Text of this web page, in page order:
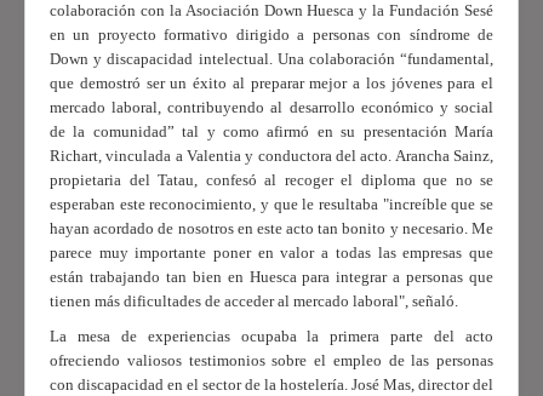
colaboración con la Asociación Down Huesca y la Fundación Sesé
en un proyecto formativo dirigido a personas con síndrome de
Down y discapacidad intelectual. Una colaboración “fundamental,
que demostró ser un éxito al preparar mejor a los jóvenes para el
mercado laboral, contribuyendo al desarrollo económico y social
de la comunidad” tal y como afirmó en su presentación María
Richart, vinculada a Valentia y conductora del acto. Arancha Sainz,
propietaria del Tatau, confesó al recoger el diploma que no se
esperaban este reconocimiento, y que le resultaba "increíble que se
hayan acordado de nosotros en este acto tan bonito y necesario. Me
parece muy importante poner en valor a todas las empresas que
están trabajando tan bien en Huesca para integrar a personas que
tienen más dificultades de acceder al mercado laboral", señaló.
La mesa de experiencias ocupaba la primera parte del acto
ofreciendo valiosos testimonios sobre el empleo de las personas
con discapacidad en el sector de la hostelería. José Mas, director del